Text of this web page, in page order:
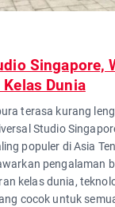
Singapore,
Dunia
terasa kurang
Studio
populer di Asia
pengalaman
kelas dunia,
cocok untuk